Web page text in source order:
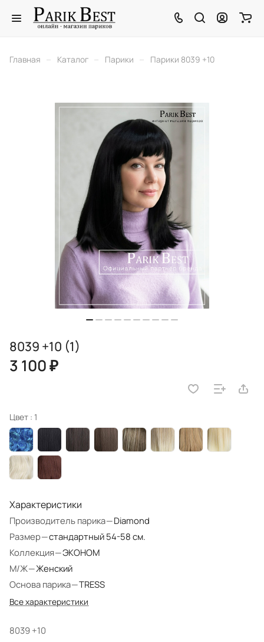
Главная – Каталог – Парики – Парики 8039 +10
8039 +10 (1)
3 100 ₽
Цвет : 1
Характеристики
Производитель парика—Diamond
Размер—стандартный 54-58 см.
Коллекция—ЭКОНОМ
М/Ж—Женский
Основа парика—TRESS
Все характеристики
8039 +10